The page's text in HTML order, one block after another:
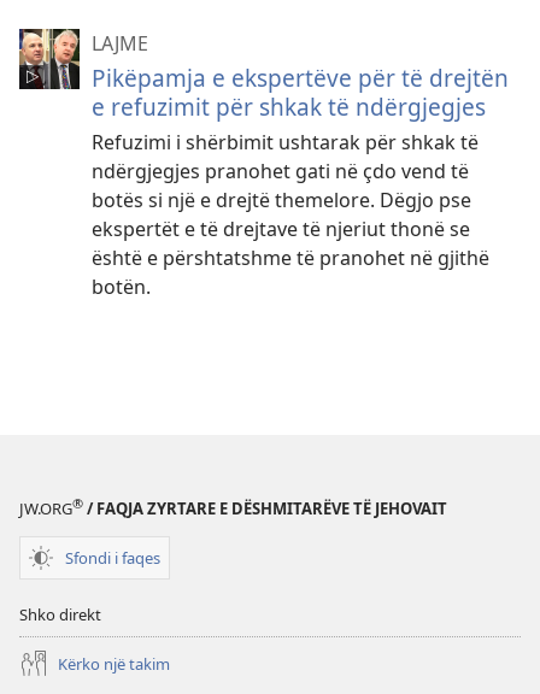
LAJME
Pikëpamja e ekspertëve për të drejtën
e refuzimit për shkak të ndërgjegjes
Refuzimi i shërbimit ushtarak për shkak të
ndërgjegjes pranohet gati në çdo vend të
botës si një e drejtë themelore. Dëgjo pse
ekspertët e të drejtave të njeriut thonë se
është e përshtatshme të pranohet në gjithë
botën.
JW.ORG® / FAQJA ZYRTARE E DËSHMITARËVE TË JEHOVAIT
Sfondi i faqes
Shko direkt
Kërko një takim